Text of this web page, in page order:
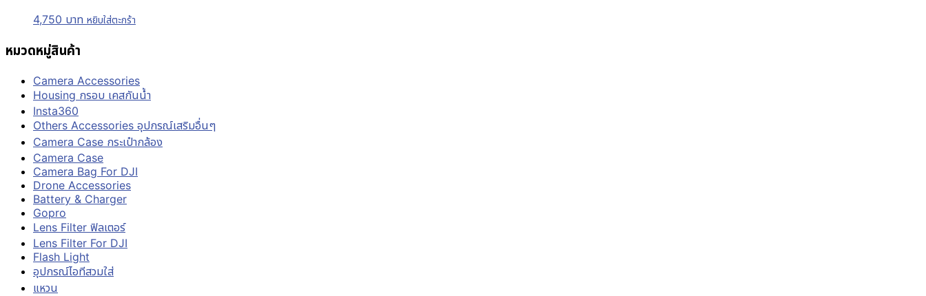
4,750 บาท หยิบใส่ตะกร้า
หมวดหมู่สินค้า
Camera Accessories
Housing กรอบ เคสกันน้ำ
Insta360
Others Accessories อุปกรณ์เสริมอื่นๆ
Camera Case กระเป๋ากล้อง
Camera Case
Camera Bag For DJI
Drone Accessories
Battery & Charger
Gopro
Lens Filter ฟิลเตอร์
Lens Filter For DJI
Flash Light
อุปกรณ์ไอทีสวมใส่
แหวน